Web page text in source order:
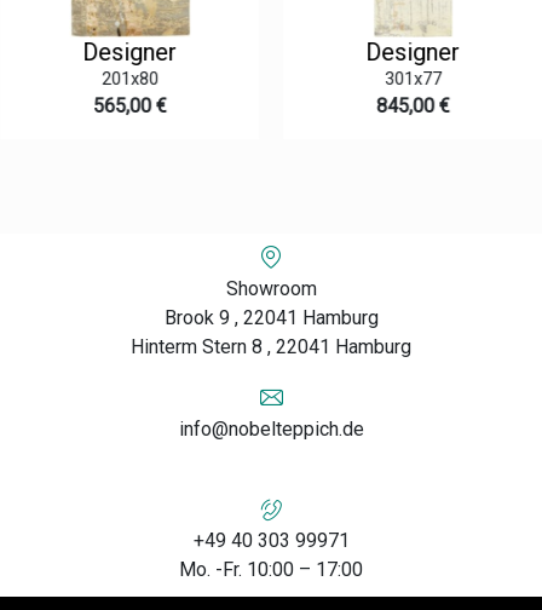
Designer
201x80
565,00 €
Designer
301x77
845,00 €
Showroom
Brook 9 , 22041 Hamburg
Hinterm Stern 8 , 22041 Hamburg
info@nobelteppich.de
+49 40 303 99971
Mo. -Fr. 10:00 – 17:00